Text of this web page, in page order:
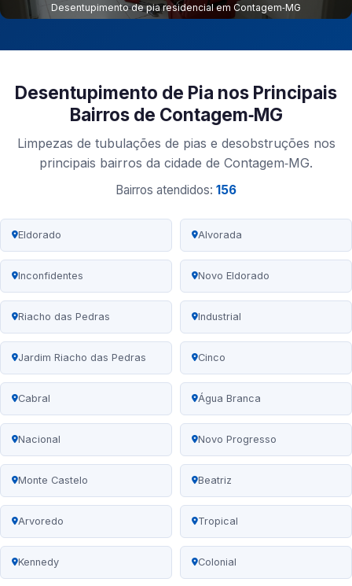
Desentupimento de pia residencial em Contagem‑MG
Desentupimento de Pia nos Principais
Bairros de Contagem‑MG
Limpezas de tubulações de pias e desobstruções nos
principais bairros da cidade de Contagem‑MG.
Bairros atendidos: 156
Eldorado Alvorada
Inconfidentes Novo Eldorado
Riacho das Pedras Industrial
Jardim Riacho das Pedras Cinco
Cabral Água Branca
Nacional Novo Progresso
Monte Castelo Beatriz
Arvoredo Tropical
Kennedy Colonial